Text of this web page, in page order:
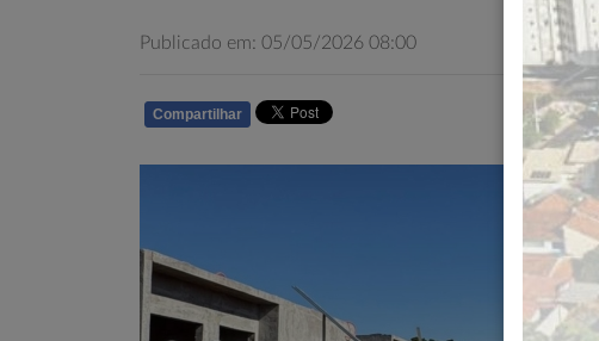
Publicado em: 05/05/2026 08:00
Compartilhar